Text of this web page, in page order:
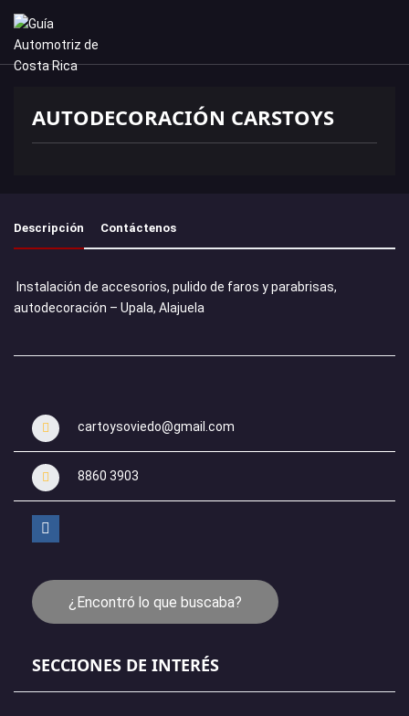
AUTODECORACIÓN CARSTOYS
Descripción Contáctenos
Instalación de accesorios, pulido de faros y parabrisas,
autodecoración – Upala, Alajuela
cartoysoviedo@gmail.com
8860 3903
¿Encontró lo que buscaba?
SECCIONES DE INTERÉS